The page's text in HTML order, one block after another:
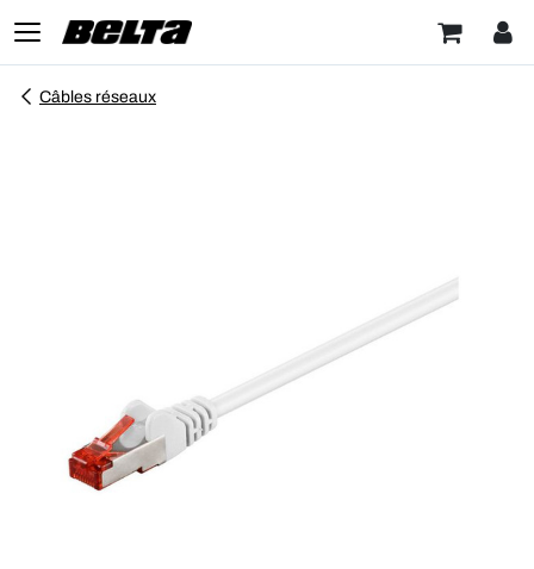
Câbles réseaux